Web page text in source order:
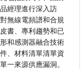
經理進行深入訪
無線電頻譜和合規
書、專利趨勢和已
和感測器融合技術
、材料清單清單資
一來源供應漏洞。